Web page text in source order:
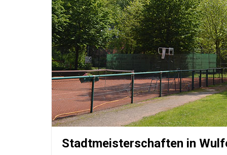
Stadtmeisterschaften in